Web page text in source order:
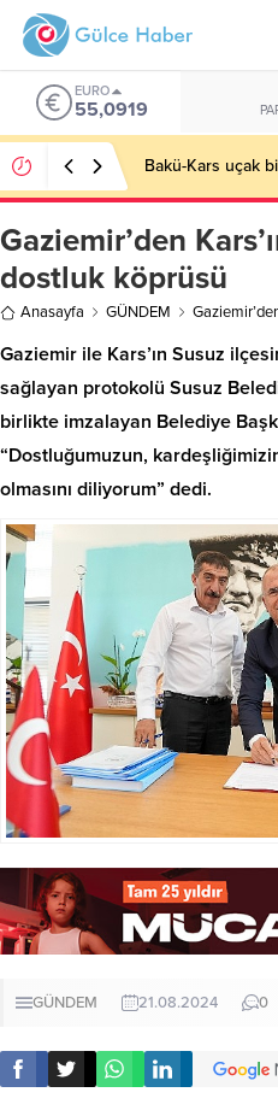
EURO
55,0919
Bakü-Kars uçak
Gaziemir’den
dostluk köprüsü
Anasayfa GÜNDEM
Gaziemir ile Kars’ın Susuz
sağlayan protokolü Susuz
birlikte imzalayan Belediye
“Dostluğumuzun,
olmasını diliyorum” dedi.
GÜNDEM 21.08.2024 0